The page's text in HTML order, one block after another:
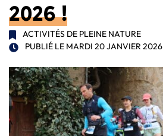
2026 !
ACTIVITÉS DE PLEINE NATURE
PUBLIÉ LE MARDI 20 JANVIER 2026